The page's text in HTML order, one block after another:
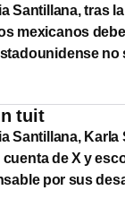
Santillana, tras
mexicanos
no
tuit
Santillana, Karla
cuenta de X y
por sus